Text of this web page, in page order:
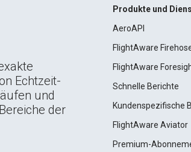
Echtzeit-
und
der
Produkte und
AeroAPI
FlightAware
FlightAware
Schnelle Berichte
Kundenspezifische
FlightAware Aviator
Premium-